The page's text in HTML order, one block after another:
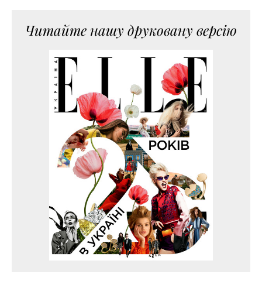
Читайте нашу друковану версію